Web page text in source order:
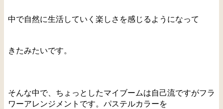
中で自然に生活していく楽しさを感じるようになって
きたみたいです。
そんな中で、ちょっとしたマイブームは自己流ですがフラ
ワーアレンジメントです。パステルカラーを